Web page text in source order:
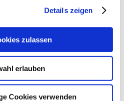
Details zeigen
zulassen
erlauben
Cookies verwenden
M24.31 k.A.
Gelenkes
M24.41 k.A.
Gelenkes